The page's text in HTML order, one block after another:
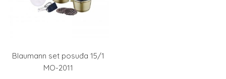
Blaumann set posuđa 15/1
MO-2011